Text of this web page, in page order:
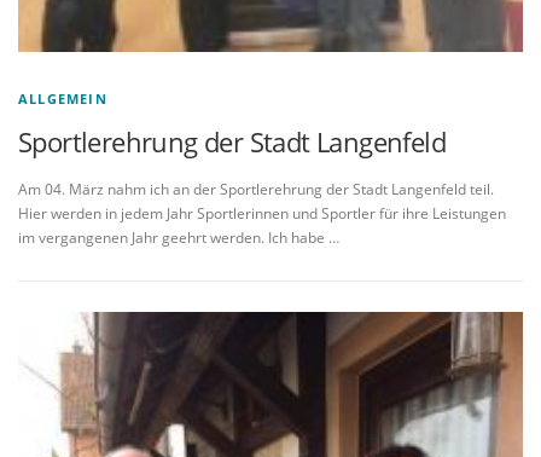
ALLGEMEIN
Sportlerehrung der Stadt Langenfeld
Am 04. März nahm ich an der Sportlerehrung der Stadt Langenfeld teil.
Hier werden in jedem Jahr Sportlerinnen und Sportler für ihre Leistungen
im vergangenen Jahr geehrt werden. Ich habe …